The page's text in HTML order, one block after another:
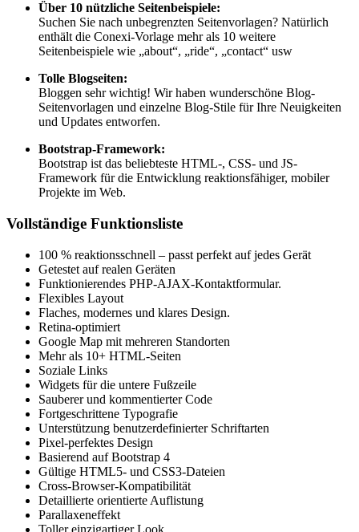
Über 10 nützliche Seitenbeispiele:
Suchen Sie nach unbegrenzten Seitenvorlagen? Natürlich
enthält die Conexi-Vorlage mehr als 10 weitere
Seitenbeispiele wie „about“, „ride“, „contact“ usw
Tolle Blogseiten:
Bloggen sehr wichtig! Wir haben wunderschöne Blog-
Seitenvorlagen und einzelne Blog-Stile für Ihre Neuigkeiten
und Updates entworfen.
Bootstrap-Framework:
Bootstrap ist das beliebteste HTML-, CSS- und JS-
Framework für die Entwicklung reaktionsfähiger, mobiler
Projekte im Web.
Vollständige Funktionsliste
100 % reaktionsschnell – passt perfekt auf jedes Gerät
Getestet auf realen Geräten
Funktionierendes PHP-AJAX-Kontaktformular.
Flexibles Layout
Flaches, modernes und klares Design.
Retina-optimiert
Google Map mit mehreren Standorten
Mehr als 10+ HTML-Seiten
Soziale Links
Widgets für die untere Fußzeile
Sauberer und kommentierter Code
Fortgeschrittene Typografie
Unterstützung benutzerdefinierter Schriftarten
Pixel-perfektes Design
Basierend auf Bootstrap 4
Gültige HTML5- und CSS3-Dateien
Cross-Browser-Kompatibilität
Detaillierte orientierte Auflistung
Parallaxeneffekt
Toller einzigartiger Look